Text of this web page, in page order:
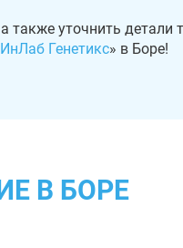
также уточнить детали
ИнЛаб Генетикс» в Боре!
В БОРЕ